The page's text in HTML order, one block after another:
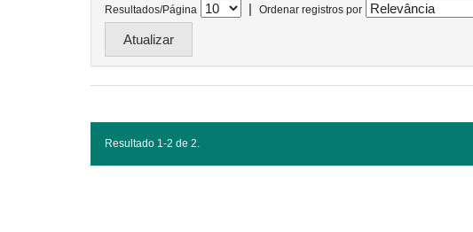
Resultados/Página | Ordenar registros por
Resultado 1-2 de 2.